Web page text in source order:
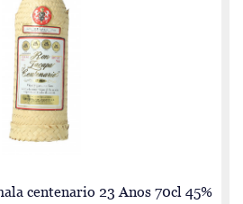
centenario 23 Anos 70cl 45%